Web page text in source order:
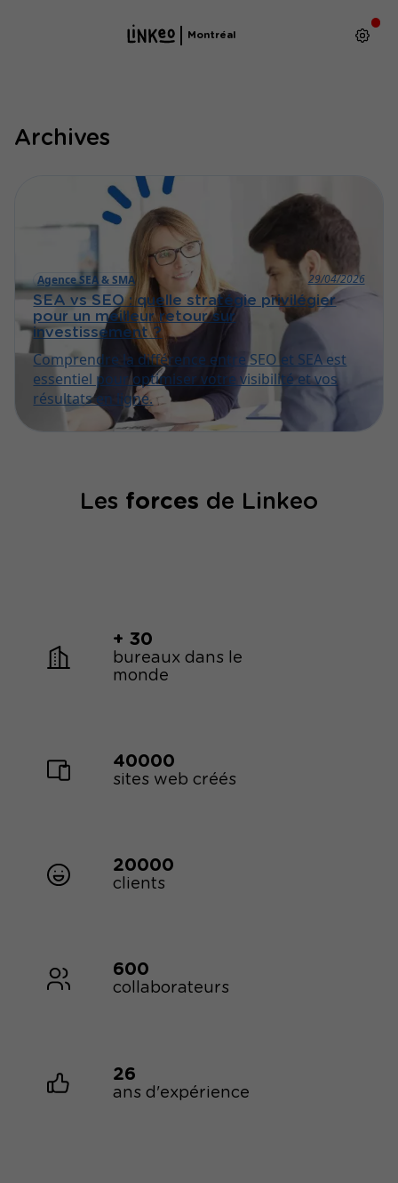
Montréal
Archives
Agence SEA & SMA
29/04/2026
SEA vs SEO : quelle stratégie privilégier
pour un meilleur retour sur
investissement ?
Comprendre la différence entre SEO et SEA est
essentiel pour optimiser votre visibilité et vos
résultats en ligne.
Les forces de Linkeo
+ 30
bureaux dans le
monde
40000
sites web créés
20000
clients
600
collaborateurs
26
ans d'expérience